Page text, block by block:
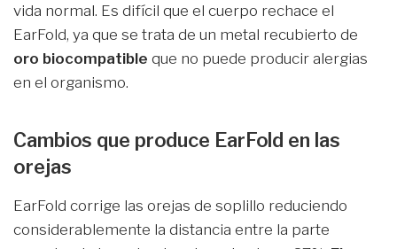
vida normal. Es difícil que el cuerpo rechace el
EarFold, ya que se trata de un metal recubierto de
oro biocompatible que no puede producir alergias
en el organismo.
Cambios que produce EarFold en las
orejas
EarFold corrige las orejas de soplillo reduciendo
considerablemente la distancia entre la parte